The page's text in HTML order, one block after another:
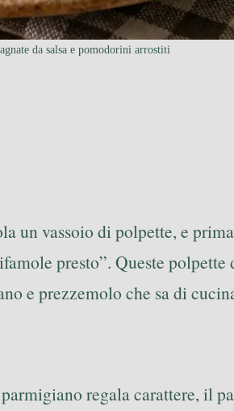
da salsa e pomodorini arrostiti
un vassoio di polpette, e
presto”. Queste
e prezzemolo che sa di
regala carattere, il